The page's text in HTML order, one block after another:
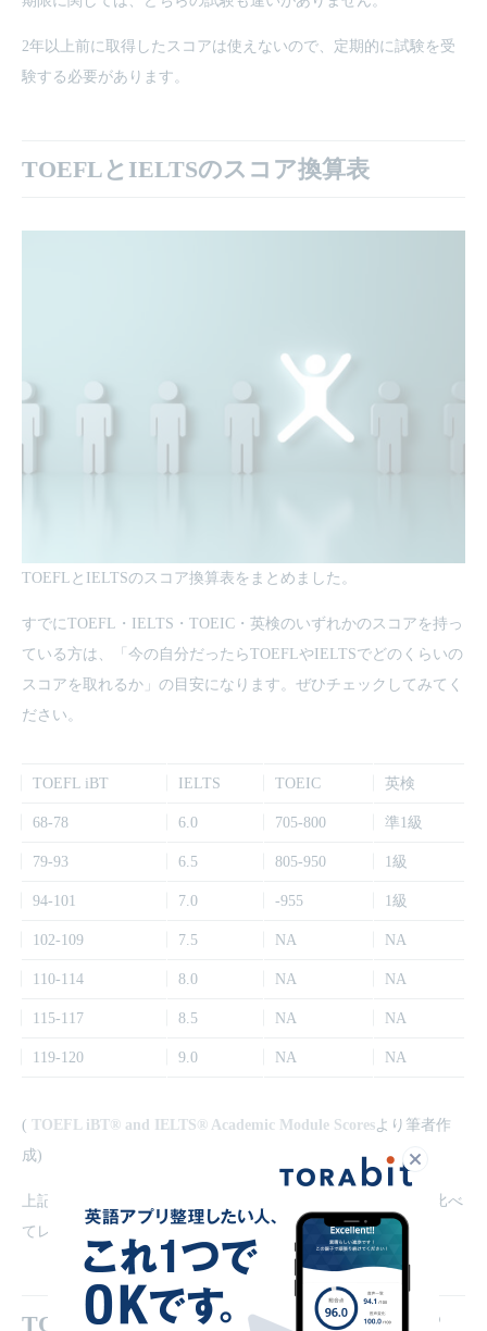
2年以上前に取得したスコアは使えないので、定期的に試験を受
験する必要があります。
TOEFLとIELTSのスコア換算表
TOEFLとIELTSのスコア換算表をまとめました。
すでにTOEFL・IELTS・TOEIC・英検のいずれかのスコアを持っ
ている方は、「今の自分だったらTOEFLやIELTSでどのくらいの
スコアを取れるか」の目安になります。ぜひチェックしてみてく
ださい。
TOEFL iBT IELTS TOEIC 英検
68-78 6.0 705-800 準1級
79-93 6.5 805-950 1級
94-101 7.0 -955 1級
102-109 7.5 NA NA
110-114 8.0 NA NA
115-117 8.5 NA NA
119-120 9.0 NA NA
( TOEFL iBT® and IELTS® Academic Module Scoresより筆者作
成)
上記の換算表を見ると、TOEFLとIELTSは、TOEICや英検と比べ
てレベルが高い試験であることが分かります。
TOEFLとIELTSどっちを受けるべき？